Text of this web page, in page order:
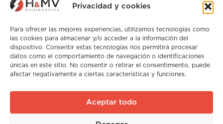
Privacidad y cookies
Para ofrecer las mejores experiencias, utilizamos tecnologías como
las cookies para almacenar y/o acceder a la información del
dispositivo. Consentir estas tecnologías nos permitirá procesar
datos como el comportamiento de navegación o identificaciones
únicas en este sitio. No consentir o retirar el consentimiento, puede
afectar negativamente a ciertas características y funciones.
Aceptar todo
Ver todas las oficinas de H&MV
Copyright © H&MV Ingeniería. Todos los
derechos reservados.
Sitio web de Avalanche